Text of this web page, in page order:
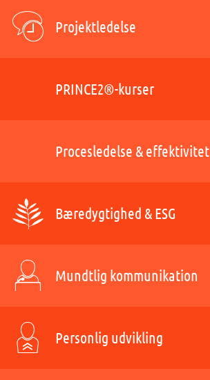
Projektledelse
PRINCE2®-kurser
Procesledelse & effektivitet
Bæredygtighed & ESG
Mundtlig kommunikation
Personlig udvikling